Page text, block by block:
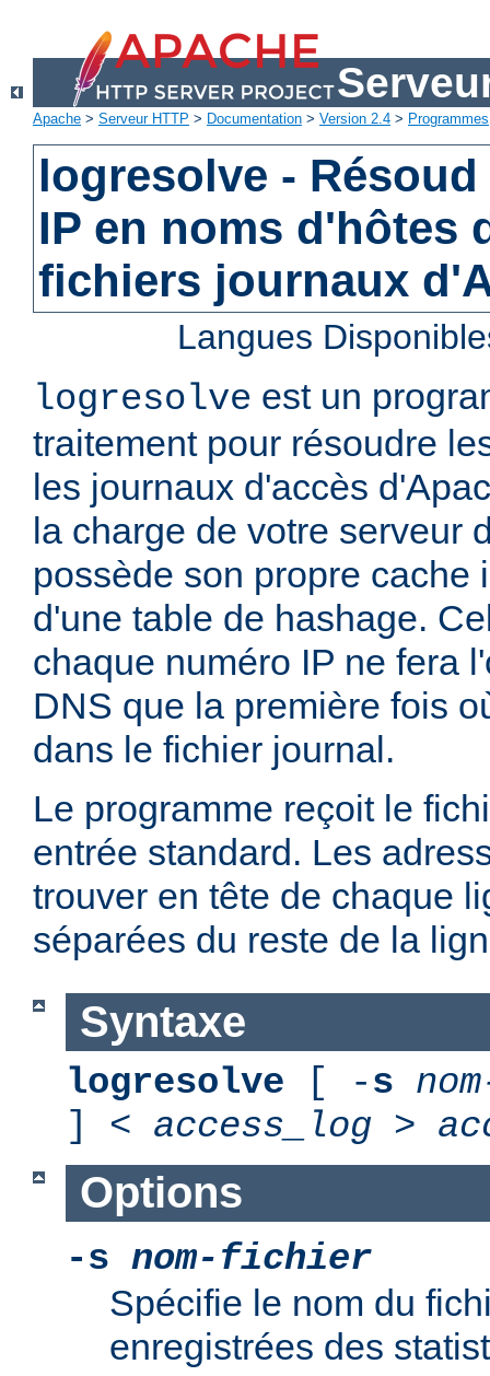
Apache > Serveur HTTP > Documentation > Version 2.4 > Programmes
logresolve -
IP en noms d'hôtes
fichiers journaux
Langues
logresolve est un
traitement pour résoudre
les journaux d'accès
la charge de votre serveur
possède son propre cache
d'une table de hashage.
chaque numéro IP ne fera
DNS que la première fois
dans le fichier journal.
Le programme reçoit le
entrée standard. Les
trouver en tête de chaque
séparées du reste de la
Syntaxe
logresolve [ -s
] < access_log >
Options
-s nom-fichier
Spécifie le nom du
enregistrées des